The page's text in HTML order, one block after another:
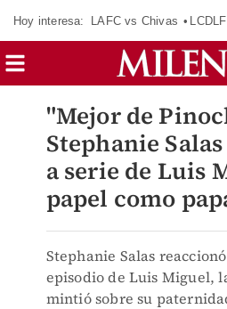
Hoy interesa: LAFC vs Chivas LCDLF
"Mejor de
Stephanie
a serie de Luis
papel como
Stephanie Salas
episodio de Luis Miguel,
mintió sobre su